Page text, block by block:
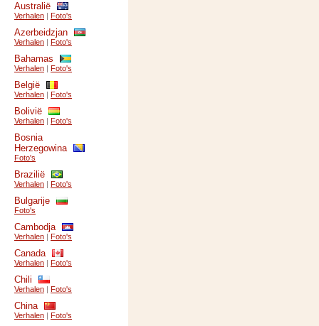
Australië
Verhalen | Foto's
Azerbeidzjan
Verhalen | Foto's
Bahamas
Verhalen | Foto's
België
Verhalen | Foto's
Bolivië
Verhalen | Foto's
Bosnia
Herzegowina
Foto's
Brazilië
Verhalen | Foto's
Bulgarije
Foto's
Cambodja
Verhalen | Foto's
Canada
Verhalen | Foto's
Chili
Verhalen | Foto's
China
Verhalen | Foto's